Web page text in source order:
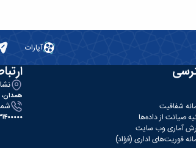
آپارات
شفافیت
صیانت از داده‌ها
آماری وب‌ سایت
فوریت‌های اداری (فؤاد)
- 081